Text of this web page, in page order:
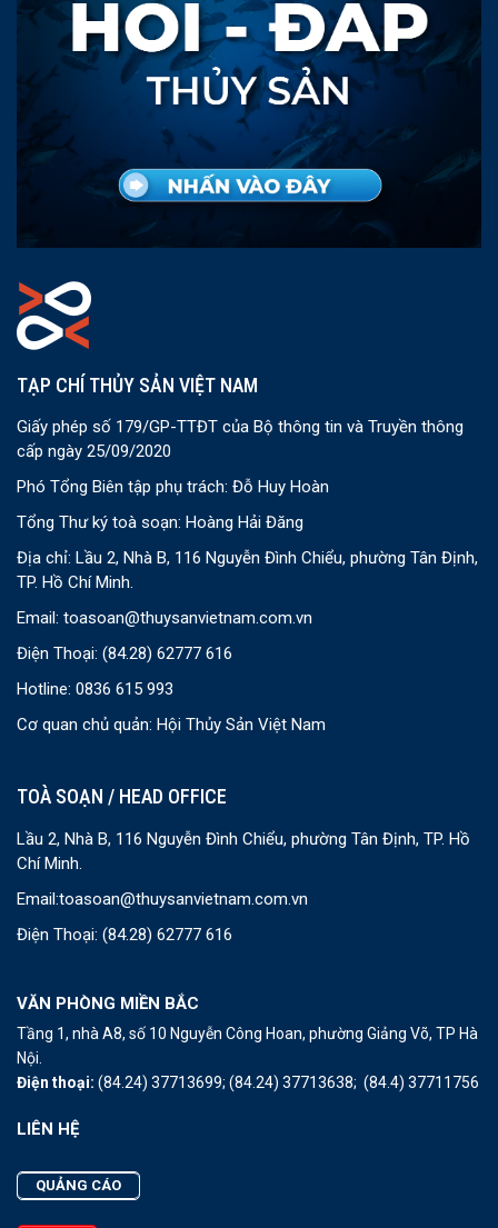
TẠP CHÍ THỦY SẢN VIỆT NAM
Giấy phép số 179/GP-TTĐT của Bộ thông tin và Truyền thông
cấp ngày 25/09/2020
Phó Tổng Biên tập phụ trách: Đỗ Huy Hoàn
Tổng Thư ký toà soạn: Hoàng Hải Đăng
Địa chỉ: Lầu 2, Nhà B, 116 Nguyễn Đình Chiểu, phường Tân Định,
TP. Hồ Chí Minh.
Email: toasoan@thuysanvietnam.com.vn
Điện Thoại: (84.28) 62777 616
Hotline: 0836 615 993
Cơ quan chủ quản: Hội Thủy Sản Việt Nam
TOÀ SOẠN / HEAD OFFICE
Lầu 2, Nhà B, 116 Nguyễn Đình Chiểu, phường Tân Định, TP. Hồ
Chí Minh.
Email:toasoan@thuysanvietnam.com.vn
Điện Thoại: (84.28) 62777 616
VĂN PHÒNG MIỀN BẮC
Tầng 1, nhà A8, số 10 Nguyễn Công Hoan, phường Giảng Võ, TP Hà
Nội.
Điện thoại: (84.24) 37713699; (84.24) 37713638; (84.4) 37711756
LIÊN HỆ
QUẢNG CÁO